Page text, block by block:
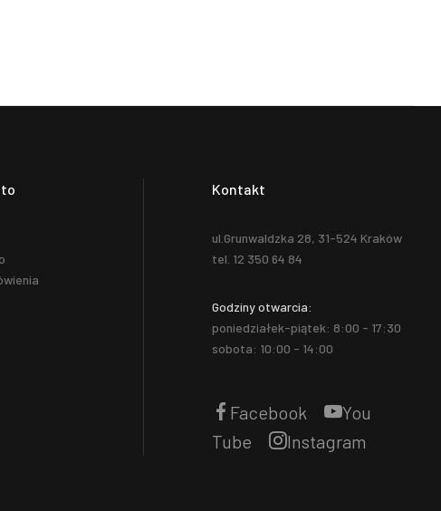
Kontakt
ul.Grunwaldzka 28, 31-524 Kraków
tel. 12 350 64 84
Godziny otwarcia:
poniedziałek-piątek: 8:00 - 17:30
sobota: 10:00 - 14:00
Facebook
You
Tube
Instagram